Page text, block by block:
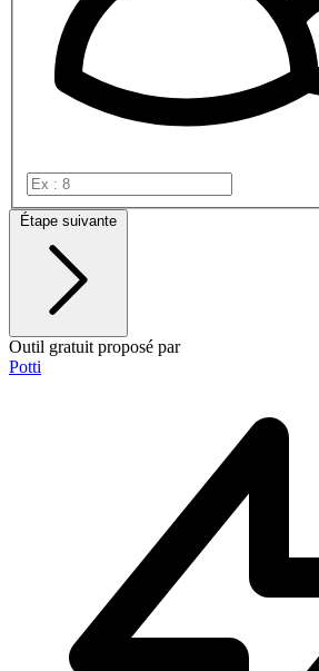
Étape suivante
Outil gratuit proposé par
Potti